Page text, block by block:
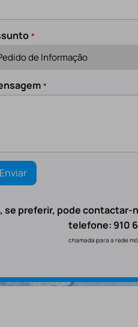
*
*
se preferir, pode contactar-
telefone: 910
chamada para a rede